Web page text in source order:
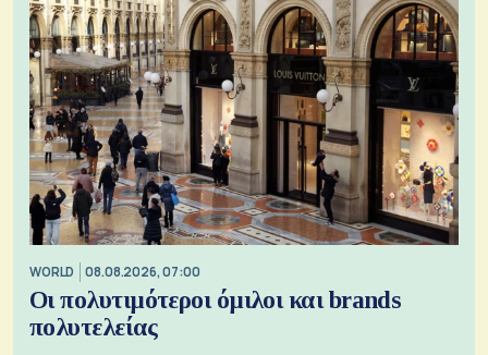
WORLD 08.08.2026, 07:00
Οι πολυτιμότεροι όμιλοι και brands
πολυτελείας